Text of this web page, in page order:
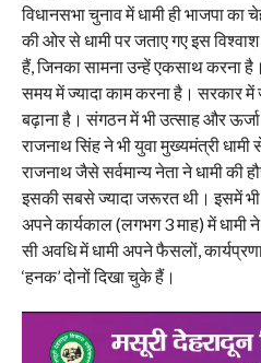
विधानसभा चुनाव में धामी ही भाजपा का
की ओर से धामी पर जताए गए इस
हैं, जिनका सामना उन्हें एकसाथ करना
समय में ज्यादा काम करना है। सरकार में
बढ़ाना है। संगठन में भी उत्साह और
राजनाथ सिंह ने भी युवा मुख्यमंत्री
राजनाथ जैसे सर्वमान्य नेता ने धामी
इसकी सबसे ज्यादा जरूरत थी। इसमें
अपने कार्यकाल (लगभग 3 माह) में धामी
सी अवधि में धामी अपने फैसलों,
‘हनक’ दोनों दिखा चुके हैं।